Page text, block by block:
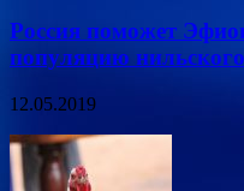
Россия поможет
популяцию
12.05.2019